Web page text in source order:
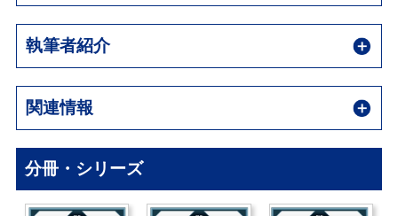
執筆者紹介
関連情報
分冊・シリーズ